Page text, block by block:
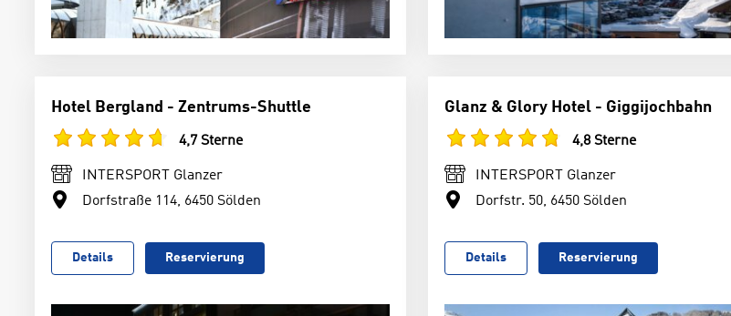
Hotel Bergland - Zentrums-Shuttle
4,7 Sterne
INTERSPORT Glanzer
Dorfstraße 114, 6450 Sölden
Details Reservierung
Glanz & Glory Hotel - Giggijochbahn
4,8 Sterne
INTERSPORT Glanzer
Dorfstr. 50, 6450 Sölden
Details Reservierung